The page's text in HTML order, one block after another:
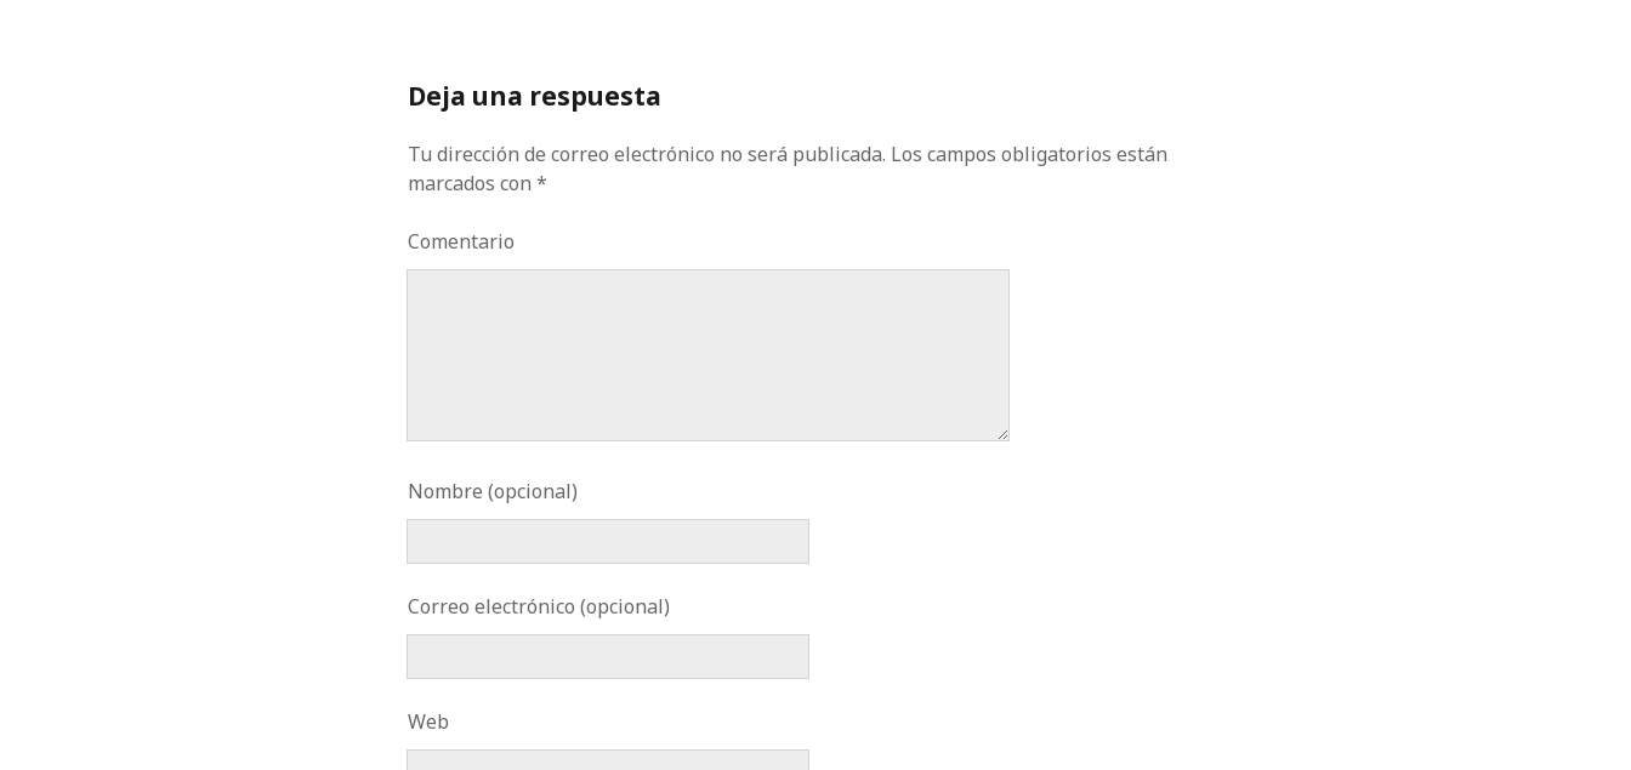
Deja una respuesta
Tu dirección de correo electrónico no será publicada. Los campos obligatorios están
marcados con*
Comentario
Nombre (opcional)
Correo electrónico (opcional)
Web